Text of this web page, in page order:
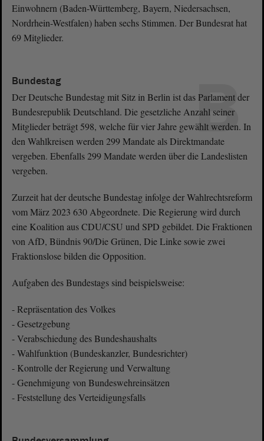
Einwohnern (Baden-Württemberg, Bayern, Niedersachsen,
Nordrhein-Westfalen) haben sechs Stimmen. Der Bundesrat hat
69 Mitglieder.
B
Bundestag
Der Deutsche Bundestag mit Sitz in Berlin ist das Parlament der
Bundesrepublik Deutschland. Die gesetzliche Anzahl seiner
Mitglieder beträgt 598, welche für vier Jahre gewählt werden. In
den Wahlkreisen werden 299 Mandate als Direktmandate
vergeben. Ebenfalls 299 Mandate werden über die Landeslisten
vergeben.
Zurzeit hat der deutsche Bundestag infolge der Wahlrechtsreform
vom März 2023 630 Abgeordnete. Die Regierung wird durch
eine Koalition aus CDU/CSU und SPD gebildet. Die Fraktionen
von AfD, Bündnis 90/Die Grünen, Die Linke sowie zwei
Fraktionslose bilden die Opposition.
Aufgaben des Bundestags sind beispielsweise:
- Repräsentation des Volkes
- Gesetzgebung
- Verabschiedung des Bundeshaushalts
- Wahlfunktion (Bundeskanzler, Bundesrichter)
- Kontrolle der Regierung und Verwaltung
- Genehmigung von Bundeswehreinsätzen
- Feststellung des Verteidigungsfalls